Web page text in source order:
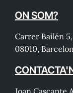
ON SOM?
Carrer Bailén
08010,